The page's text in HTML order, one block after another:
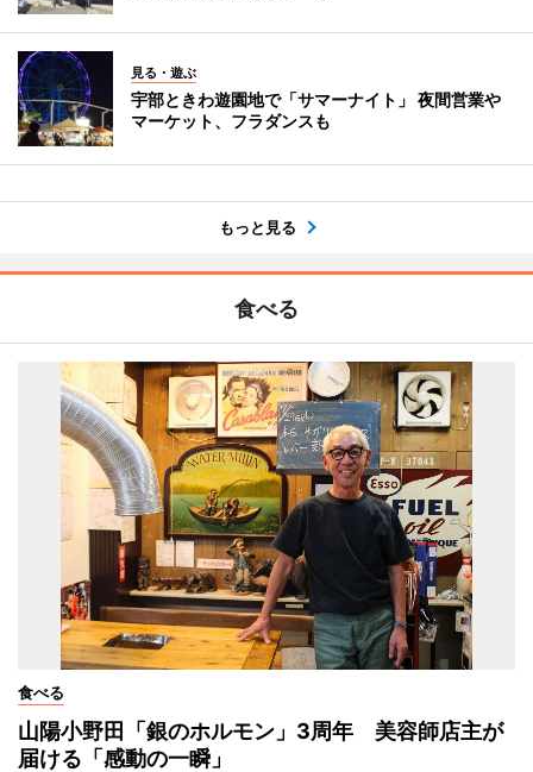
見る・遊ぶ
宇部ときわ遊園地で「サマーナイト」 夜間営業や
マーケット、フラダンスも
もっと見る
食べる
食べる
山陽小野田「銀のホルモン」3周年 美容師店主が
届ける「感動の一瞬」